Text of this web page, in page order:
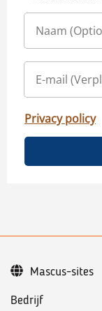
Privacy policy
Bedrijf
Mascus-sites